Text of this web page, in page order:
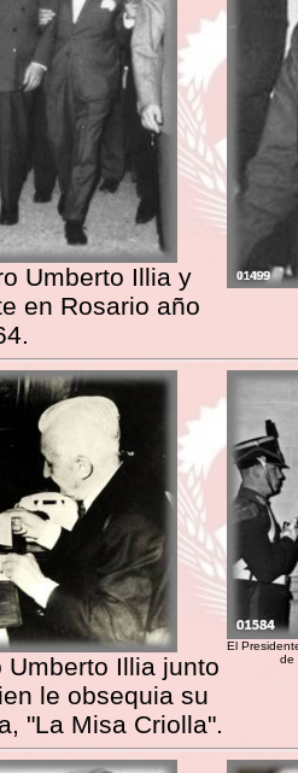
Umberto Illia y
en Rosario año
Umberto Illia junto
le obsequia su
"La Misa Criolla".
El
de